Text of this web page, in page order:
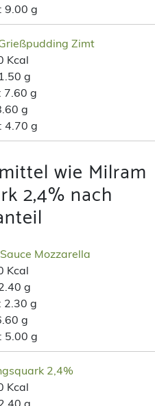
9.00 g
Zimt
Kcal
1.50 g
7.60 g
g
4.70 g
wie Milram
2,4% nach
Mozzarella
Kcal
g
2.30 g
g
5.00 g
2,4%
Kcal
g